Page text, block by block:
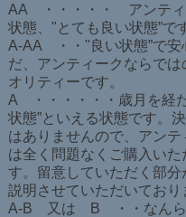
AA ・・・・・ アンティ
状態、"とても良い状態”で
A-AA ・・"良い状態”で安
だ、アンティークならで
オリティーです。
A ・・・・・・歳月を経
状態”といえる状態です。
はありませんので、アン
は全く問題なくご購入い
す。留意していただく部
説明させていただいており
A-B 又は B ・・なんら